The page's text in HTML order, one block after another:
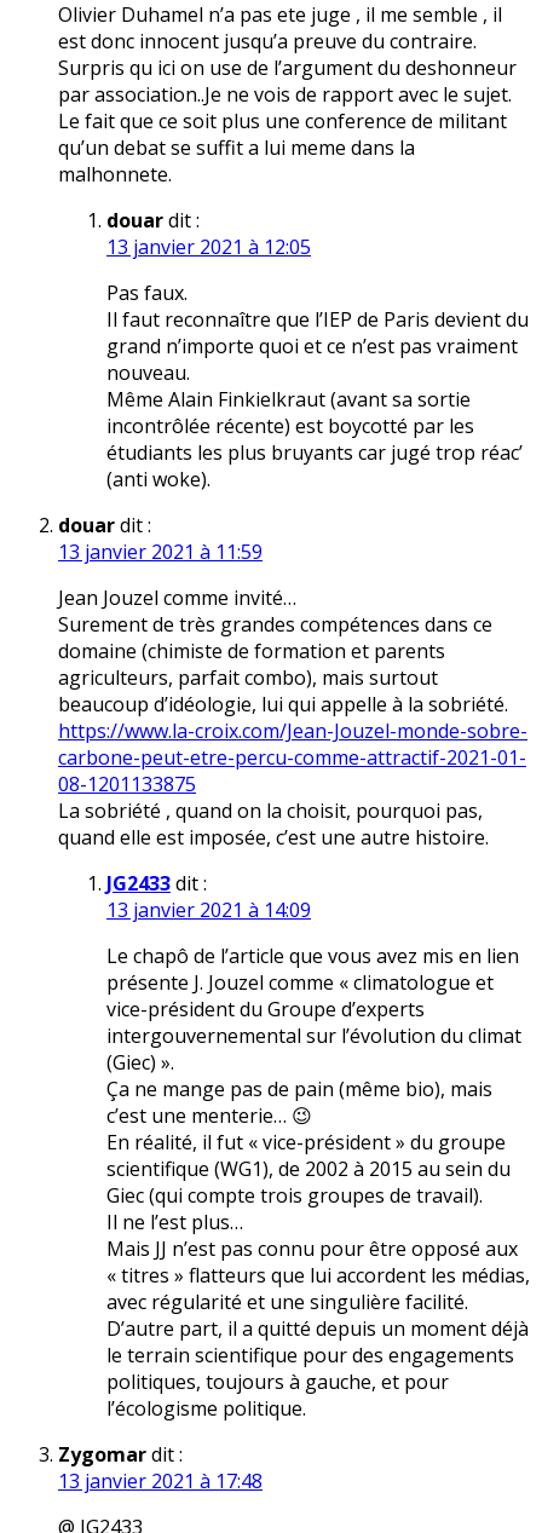
Olivier Duhamel n’a pas ete juge , il me semble , il
est donc innocent jusqu’a preuve du contraire.
Surpris qu ici on use de l’argument du deshonneur
par association..Je ne vois de rapport avec le sujet.
Le fait que ce soit plus une conference de militant
qu’un debat se suffit a lui meme dans la
malhonnete.
douardit :
13 janvier 2021 à 12:05
Pas faux.
Il faut reconnaître que l’IEP de Paris devient du
grand n’importe quoi et ce n’est pas vraiment
nouveau.
Même Alain Finkielkraut (avant sa sortie
incontrôlée récente) est boycotté par les
étudiants les plus bruyants car jugé trop réac’
(anti woke).
douardit :
13 janvier 2021 à 11:59
Jean Jouzel comme invité…
Surement de très grandes compétences dans ce
domaine (chimiste de formation et parents
agriculteurs, parfait combo), mais surtout
beaucoup d’idéologie, lui qui appelle à la sobriété.
https://www.la-croix.com/Jean-Jouzel-monde-sobre-
carbone-peut-etre-percu-comme-attractif-2021-01-
08-1201133875
La sobriété , quand on la choisit, pourquoi pas,
quand elle est imposée, c’est une autre histoire.
JG2433dit :
13 janvier 2021 à 14:09
Le chapô de l’article que vous avez mis en lien
présente J. Jouzel comme « climatologue et
vice-président du Groupe d’experts
intergouvernemental sur l’évolution du climat
(Giec) ».
Ça ne mange pas de pain (même bio), mais
c’est une menterie… 😉
En réalité, il fut « vice-président » du groupe
scientifique (WG1), de 2002 à 2015 au sein du
Giec (qui compte trois groupes de travail).
Il ne l’est plus…
Mais JJ n’est pas connu pour être opposé aux
« titres » flatteurs que lui accordent les médias,
avec régularité et une singulière facilité.
D’autre part, il a quitté depuis un moment déjà
le terrain scientifique pour des engagements
politiques, toujours à gauche, et pour
l’écologisme politique.
Zygomardit :
13 janvier 2021 à 17:48
@ JG2433